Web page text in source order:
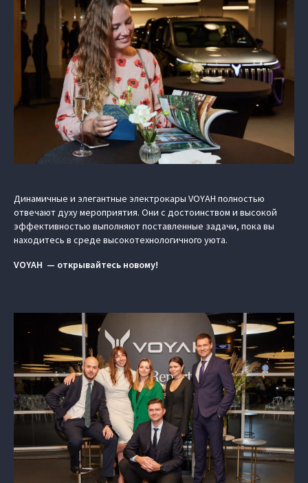
Динамичные и элегантные электрокары VOYAH полностью
отвечают духу мероприятия. Они с достоинством и высокой
эффективностью выполняют поставленные задачи, пока вы
находитесь в среде высокотехнологичного уюта.
VOYAH — открывайтесь новому!